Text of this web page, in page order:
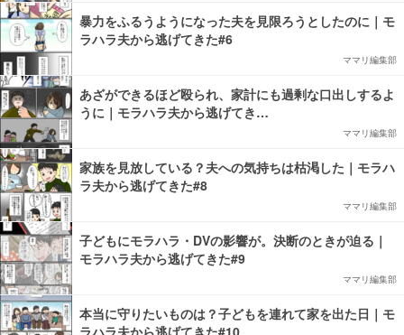
暴力をふるうようになった夫を見限ろうとしたのに｜モ
ラハラ夫から逃げてきた#6
ママリ編集部
あざができるほど殴られ、家計にも過剰な口出しするよ
うに｜モラハラ夫から逃げてき…
ママリ編集部
家族を見放している？夫への気持ちは枯渇した｜モラハ
ラ夫から逃げてきた#8
ママリ編集部
子どもにモラハラ・DVの影響が。決断のときが迫る｜
モラハラ夫から逃げてきた#9
ママリ編集部
本当に守りたいものは？子どもを連れて家を出た日｜モ
ラハラ夫から逃げてきた#10